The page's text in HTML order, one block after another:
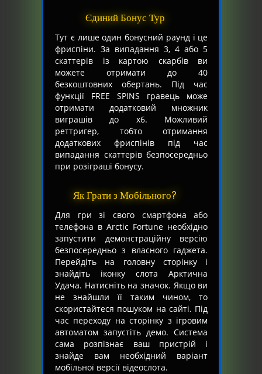
Єдиний Бонус Тур
Тут є лише один бонусний раунд і це
фриспіни. За випадання 3, 4 або 5
скаттерів із картою скарбів ви
можете отримати до 40
безкоштовних обертань. Під час
функції FREE SPINS гравець може
отримати додатковий множник
виграшів до х6. Можливий
реттригер, тобто отримання
додаткових фриспінів під час
випадання скаттерів безпосередньо
при розіграші бонусу.
Як Грати з Мобільного?
Для гри зі свого смартфона або
телефона в Arctic Fortune необхідно
запустити демонстраційну версію
безпосередньо з власного гаджета.
Перейдіть на головну сторінку і
знайдіть іконку слота Арктична
Удача. Натисніть на значок. Якщо ви
не знайшли її таким чином, то
скористайтеся пошуком на сайті. Під
час переходу на сторінку з ігровим
автоматом запустіть демо. Система
сама розпізнає ваш пристрій і
знайде вам необхідний варіант
мобільної версії відеослота.